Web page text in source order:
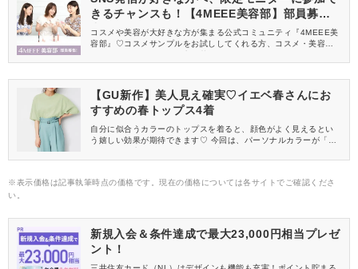
きるチャンスも！【4MEEE美容部】部員募集
中
コスメや美容が大好きな方が集まる公式コミュニティ『4MEEE美
容部』♡コスメサンプルをお試ししてくれる方、コスメ・美容情報
【GU新作】美人見え確実♡イエベ春さんにお
すすめの春トップス4着
自分に似合うカラーのトップスを着ると、顔色がよく見えるとい
う嬉しい効果が期待できます♡ 今回は、パーソナルカラーが「イ
ップスをご紹介します。 コスパのいいGU(ジーユー)のトップスを
※表示価格は記事執筆時点の価格です。現在の価格については各サイトでご確認くださ
い。
新規入会＆条件達成で最大23,000円相当プレゼ
ント！